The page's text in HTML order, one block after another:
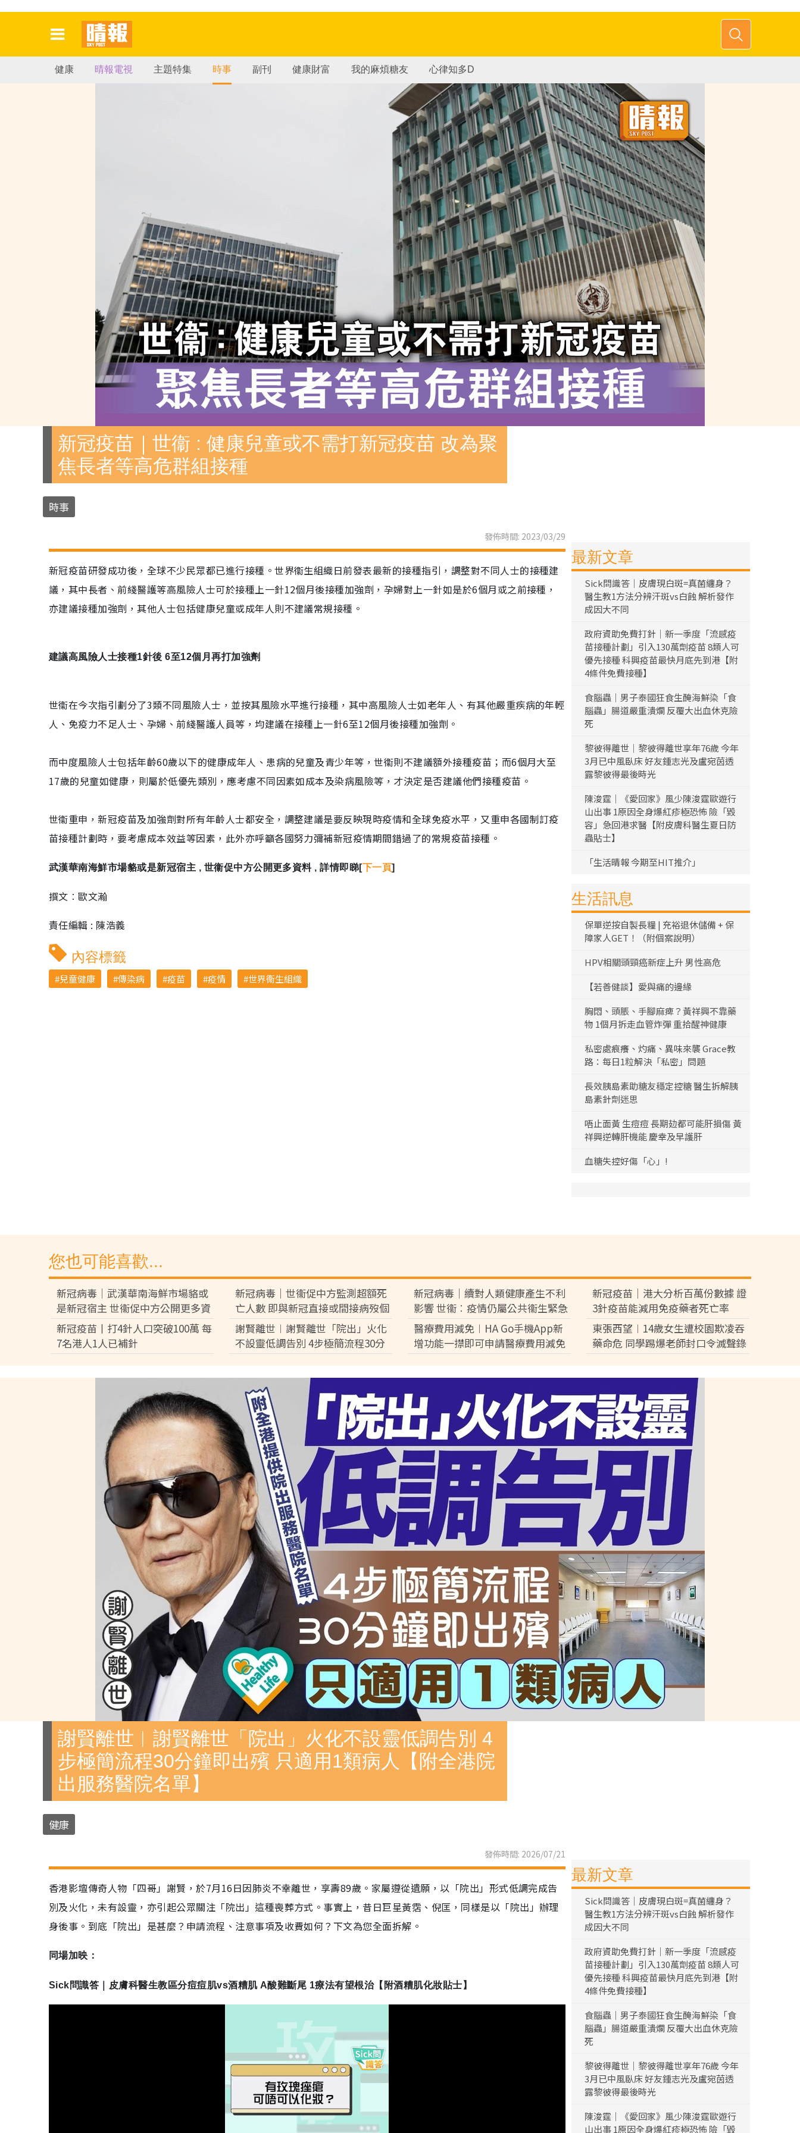
健康 晴報電視 主題特集 時事 副刊 健康財富 我的麻煩糖友 心律知多D
新冠疫苗｜世衞 : 健康兒童或不需打新冠疫苗 改為聚
焦長者等高危群組接種
時事
發佈時間: 2023/03/29
新冠疫苗研發成功後，全球不少民眾都已進行接種。世界衞生組織日前發表最新的接種指引，調整對不同人士的接種建
議，其中長者、前綫醫護等高風險人士可於接種上一針12個月後接種加強劑，孕婦對上一針如是於6個月或之前接種，
亦建議接種加強劑，其他人士包括健康兒童或成年人則不建議常規接種。
建議高風險人士接種1針後 6至12個月再打加強劑
世衞在今次指引劃分了3類不同風險人士，並按其風險水平進行接種，其中高風險人士如老年人、有其他嚴重疾病的年輕
人、免疫力不足人士、孕婦、前綫醫護人員等，均建議在接種上一針6至12個月後接種加強劑。
而中度風險人士包括年齡60歲以下的健康成年人、患病的兒童及青少年等，世衞則不建議額外接種疫苗；而6個月大至
17歲的兒童如健康，則屬於低優先類別，應考慮不同因素如成本及染病風險等，才決定是否建議他們接種疫苗。
世衞重申，新冠疫苗及加強劑對所有年齡人士都安全，調整建議是要反映現時疫情和全球免疫水平，又重申各國制訂疫
苗接種計劃時，要考慮成本效益等因素，此外亦呼籲各國努力彌補新冠疫情期間錯過了的常規疫苗接種。
武漢華南海鮮市場貉或是新冠宿主 , 世衞促中方公開更多資料 , 詳情即睇[下一頁]
撰文︰歐文瀚
責任編輯 : 陳浩義
內容標籤
兒童健康 傳染病 疫苗 疫情 世界衞生組織
最新文章
Sick問識答｜皮膚現白斑=真菌纏身？
醫生教1方法分辨汗斑vs白蝕 解析發作
成因大不同
政府資助免費打針｜新一季度「流感疫
苗接種計劃」引入130萬劑疫苗 8類人可
優先接種 科興疫苗最快月底先到港【附
4條件免費接種】
食腦蟲｜男子泰國狂食生醃海鮮染「食
腦蟲」腸道嚴重潰爛 反覆大出血休克險
死
黎彼得離世｜黎彼得離世享年76歲 今年
3月已中風臥床 好友鍾志光及盧宛茵透
露黎彼得最後時光
陳浚霆｜《愛回家》風少陳浚霆歐遊行
山出事 1原因全身爆紅疹極恐怖 險「毀
容」急回港求醫【附皮膚科醫生夏日防
蟲貼士】
「生活晴報 今期至HIT推介」
生活訊息
保單逆按自製長糧 | 充裕退休儲備 + 保
障家人GET！（附個案說明）
HPV相關頭頸癌新症上升 男性高危
【若善健談】愛與痛的邊緣
胸悶、頭脹、手腳麻痺？黃祥興不靠藥
物 1個月拆走血管炸彈 重拾醒神健康
私密處痕癢、灼痛、異味來襲 Grace教
路：每日1粒解決「私密」問題
長效胰島素助糖友穩定控糖 醫生拆解胰
島素針劑迷思
唔止面黃 生痘痘 長期攰都可能肝損傷 黃
祥興逆轉肝機能 慶幸及早護肝
血糖失控好傷「心」!
您也可能喜歡...
新冠病毒｜武漢華南海鮮市場貉或
是新冠宿主 世衞促中方公開更多資
料
新冠病毒｜世衞促中方監測超額死
亡人數 即與新冠直接或間接病歿個
案
新冠病毒｜續對人類健康產生不利
影響 世衞︰疫情仍屬公共衞生緊急
事態
新冠疫苗｜港大分析百萬份數據 證
3針疫苗能減用免疫藥者死亡率
新冠疫苗丨打4針人口突破100萬 每
7名港人1人已補針
謝賢離世︱謝賢離世「院出」火化
不設靈低調告別 4步極簡流程30分
鐘即出殯 只適用1類病人【附全港
醫療費用減免︱HA Go手機App新
增功能一㩒即可申請醫療費用減免
3分鐘完成預約免排隊【附申請條
東張西望︱14歲女生遭校園欺凌吞
藥命危 同學踢爆老師封口令滅聲錄
音逼和解：討論都冇用
謝賢離世︱謝賢離世「院出」火化不設靈低調告別 4
步極簡流程30分鐘即出殯 只適用1類病人【附全港院
出服務醫院名單】
健康
發佈時間: 2026/07/21
香港影壇傳奇人物「四哥」謝賢，於7月16日因肺炎不幸離世，享壽89歲。家屬遵從遺願，以「院出」形式低調完成告
別及火化，未有設靈，亦引起公眾關注「院出」這種喪葬方式。事實上，昔日巨星黃霑、倪匡，同樣是以「院出」辦理
身後事。到底「院出」是甚麼？申請流程、注意事項及收費如何？下文為您全面拆解。
同場加映：
Sick問識答｜皮膚科醫生教區分痘痘肌vs酒糟肌 A酸難斷尾 1療法有望根治【附酒糟肌化妝貼士】
最新文章
Sick問識答｜皮膚現白斑=真菌纏身？
醫生教1方法分辨汗斑vs白蝕 解析發作
成因大不同
政府資助免費打針｜新一季度「流感疫
苗接種計劃」引入130萬劑疫苗 8類人可
優先接種 科興疫苗最快月底先到港【附
4條件免費接種】
食腦蟲｜男子泰國狂食生醃海鮮染「食
腦蟲」腸道嚴重潰爛 反覆大出血休克險
死
黎彼得離世｜黎彼得離世享年76歲 今年
3月已中風臥床 好友鍾志光及盧宛茵透
露黎彼得最後時光
陳浚霆｜《愛回家》風少陳浚霆歐遊行
山出事 1原因全身爆紅疹極恐怖 險「毀